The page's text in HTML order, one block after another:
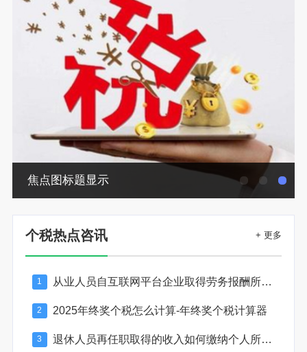
焦点图标题显示
个税热点咨讯 + 更多
1 从业人员自互联网平台企业取得劳务报酬所得的个人所得税预扣预缴计算方法
2 2025年终奖个税怎么计算-年终奖个税计算器
3 退休人员再任职取得的收入如何缴纳个人所得税